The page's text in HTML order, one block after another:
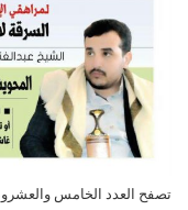
تصفح العدد الخامس والعشرون من